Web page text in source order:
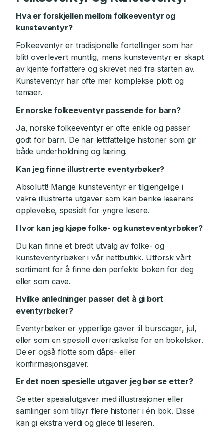
Hva er forskjellen mellom folkeeventyr og
kunsteventyr?
Folkeeventyr er tradisjonelle fortellinger som har
blitt overlevert muntlig, mens kunsteventyr er skapt
av kjente forfattere og skrevet ned fra starten av.
Kunsteventyr har ofte mer komplekse plott og
temaer.
Er norske folkeeventyr passende for barn?
Ja, norske folkeeventyr er ofte enkle og passer
godt for barn. De har lettfattelige historier som gir
både underholdning og læring.
Kan jeg finne illustrerte eventyrbøker?
Absolutt! Mange kunsteventyr er tilgjengelige i
vakre illustrerte utgaver som kan berike leserens
opplevelse, spesielt for yngre lesere.
Hvor kan jeg kjøpe folke- og kunsteventyrbøker?
Du kan finne et bredt utvalg av folke- og
kunsteventyrbøker i vår nettbutikk. Utforsk vårt
sortiment for å finne den perfekte boken for deg
eller som gave.
Hvilke anledninger passer det å gi bort
eventyrbøker?
Eventyrbøker er ypperlige gaver til bursdager, jul,
eller som en spesiell overraskelse for en bokelsker.
De er også flotte som dåps- eller
konfirmasjonsgaver.
Er det noen spesielle utgaver jeg bør se etter?
Se etter spesialutgaver med illustrasjoner eller
samlinger som tilbyr flere historier i én bok. Disse
kan gi ekstra verdi og glede til leseren.